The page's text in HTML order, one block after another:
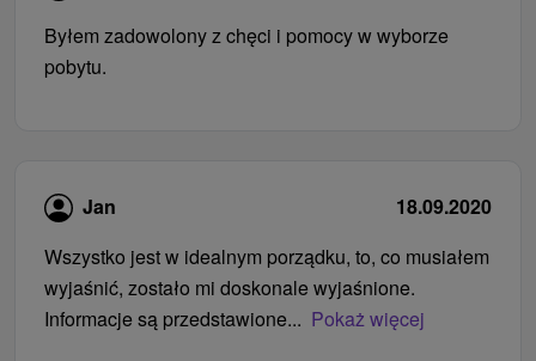
Byłem zadowolony z chęci i pomocy w wyborze
pobytu.
Jan
18.09.2020
Wszystko jest w idealnym porządku, to, co musiałem
wyjaśnić, zostało mi doskonale wyjaśnione.
Informacje są przedstawione... Pokaż więcej